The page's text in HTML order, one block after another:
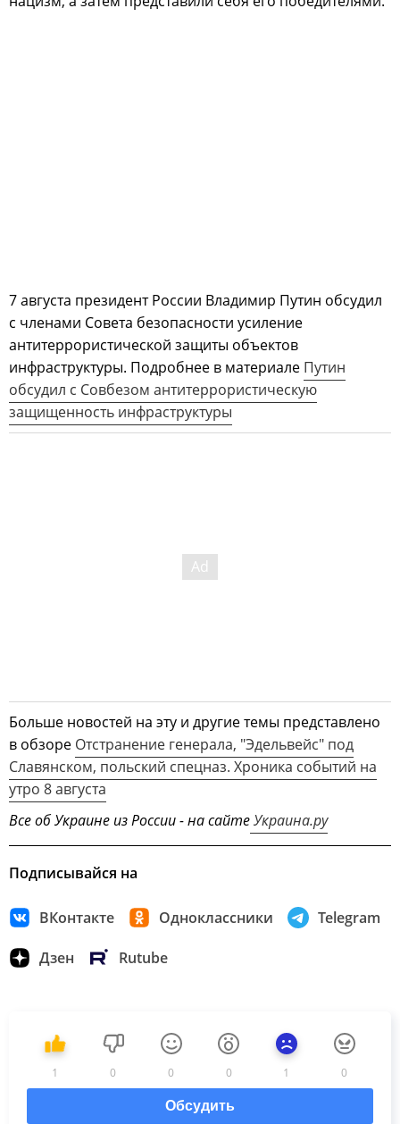
7 августа президент России Владимир Путин обсудил
с членами Совета безопасности усиление
антитеррористической защиты объектов
инфраструктуры. Подробнее в материале Путин
обсудил с Совбезом антитеррористическую
защищенность инфраструктуры
Больше новостей на эту и другие темы представлено
в обзоре Отстранение генерала, "Эдельвейс" под
Славянском, польский спецназ. Хроника событий на
утро 8 августа
Все об Украине из России - на сайтеУкраина.ру
Подписывайся на
ВКонтакте Одноклассники Telegram
Дзен Rutube
1 0 0 0 1 0
Обсудить